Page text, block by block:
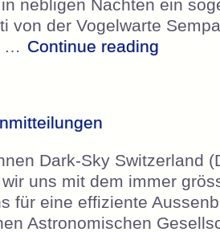
nebligen Nächten ein
von der Vogelwarte
… Continue reading
Dark-Sky Switzerland
uns mit dem immer
für eine effiziente
Astronomischen